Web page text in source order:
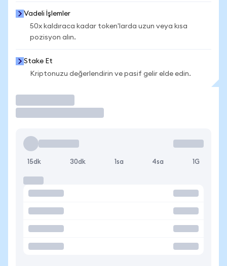
Vadeli İşlemler
50x kaldıraca kadar token'larda uzun veya kısa
pozisyon alın.
Stake Et
Kriptonuzu değerlendirin ve pasif gelir elde edin.
15dk 30dk 1sa 4sa 1G